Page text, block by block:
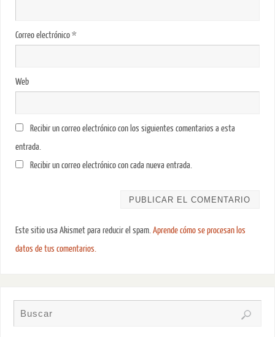
Correo electrónico*
Web
Recibir un correo electrónico con los siguientes comentarios a esta
entrada.
Recibir un correo electrónico con cada nueva entrada.
Este sitio usa Akismet para reducir el spam.Aprende cómo se procesan los
datos de tus comentarios.